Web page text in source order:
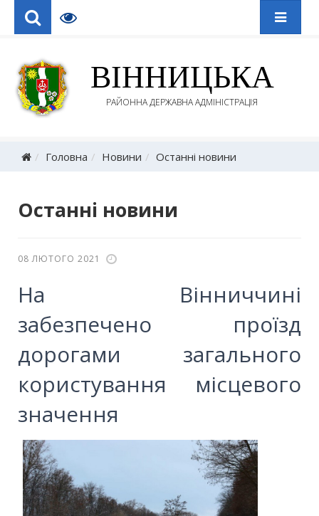
ВІННИЦЬКА
РАЙОННА ДЕРЖАВНА АДМІНІСТРАЦІЯ
Головна Новини Останні новини
Останні новини
08 ЛЮТОГО 2021
На Вінниччині
забезпечено проїзд
дорогами загального
користування місцевого
значення